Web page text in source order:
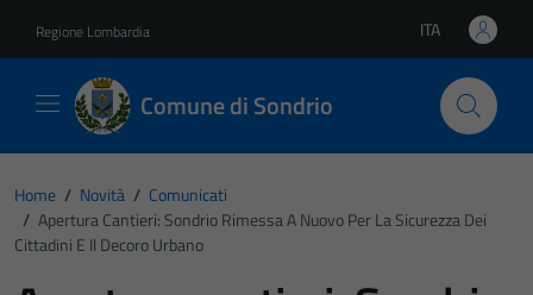
Regione Lombardia Lingua attiva:
ITA
Comune di Sondrio
Home / Novità / Comunicati
/ Apertura Cantieri: Sondrio Rimessa A Nuovo Per La Sicurezza Dei
Cittadini E Il Decoro Urbano